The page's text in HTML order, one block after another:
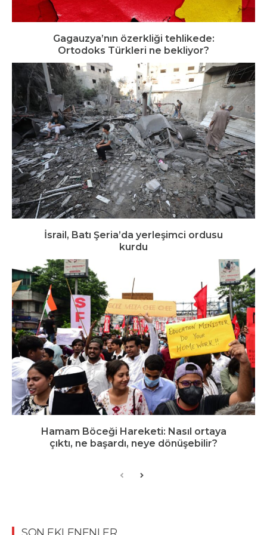
Gagauzya’nın özerkliği tehlikede:
Ortodoks Türkleri ne bekliyor?
İsrail, Batı Şeria’da yerleşimci ordusu
kurdu
Hamam Böceği Hareketi: Nasıl ortaya
çıktı, ne başardı, neye dönüşebilir?